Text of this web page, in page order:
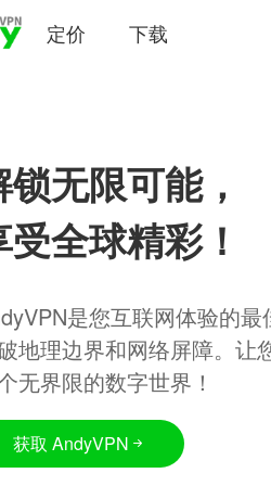
定价 下载
锁无限可能，
受全球精彩！
是您互联网体验的
地理边界和网络屏障。让
无界限的数字世界！
获取 AndyVPN